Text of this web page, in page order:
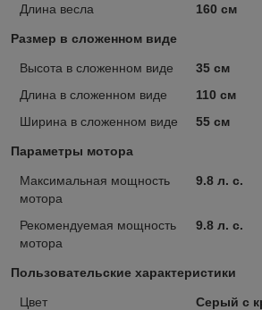
Длина весла
160 см
Размер в сложенном виде
Высота в сложенном виде
35 см
Длина в сложенном виде
110 см
Ширина в сложенном виде
55 см
Параметры мотора
Максимальная мощность
мотора
9.8 л. с.
Рекомендуемая мощность
мотора
9.8 л. с.
Пользовательские характеристики
Цвет Серый с